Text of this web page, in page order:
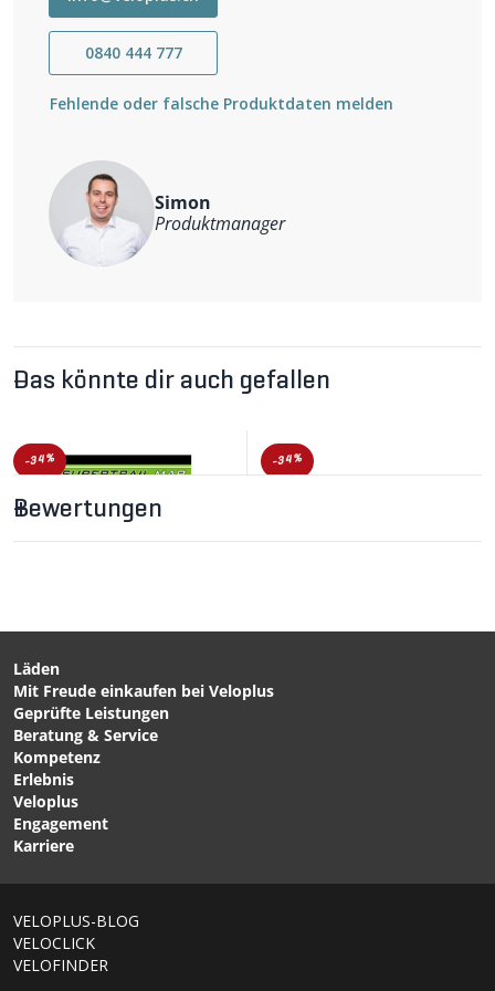
Wasser- und reissfest
0840 444 777
Fehlende oder falsche Produktdaten melden
Simon
Produktmanager
Das könnte dir auch gefallen
-34%
CHF 14.90 CHF 22.90
SUPERTRAIL MAPS Bike-
Karten Spanien von
OUTKOMM
-34%
CHF 14.90
Bewertungen
Läden
Mit Freude einkaufen bei Veloplus
Geprüfte Leistungen
Beratung & Service
Kompetenz
Erlebnis
Veloplus
Engagement
Karriere
VELOPLUS-BLOG
VELOCLICK
VELOFINDER